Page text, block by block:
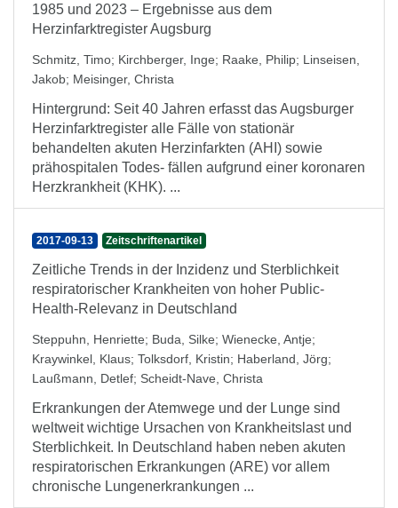
1985 und 2023 – Ergebnisse aus dem
Herzinfarktregister Augsburg
Schmitz, Timo; Kirchberger, Inge; Raake, Philip; Linseisen,
Jakob; Meisinger, Christa
Hintergrund: Seit 40 Jahren erfasst das Augsburger
Herzinfarktregister alle Fälle von stationär
behandelten akuten Herzinfarkten (AHI) sowie
prähospitalen Todes- fällen aufgrund einer koronaren
Herzkrankheit (KHK). ...
2017-09-13 Zeitschriftenartikel
Zeitliche Trends in der Inzidenz und Sterblichkeit
respiratorischer Krankheiten von hoher Public-
Health-Relevanz in Deutschland
Steppuhn, Henriette; Buda, Silke; Wienecke, Antje;
Kraywinkel, Klaus; Tolksdorf, Kristin; Haberland, Jörg;
Laußmann, Detlef; Scheidt-Nave, Christa
Erkrankungen der Atemwege und der Lunge sind
weltweit wichtige Ursachen von Krankheitslast und
Sterblichkeit. In Deutschland haben neben akuten
respiratorischen Erkrankungen (ARE) vor allem
chronische Lungenerkrankungen ...